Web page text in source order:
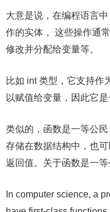
大意是说，在编程语言
作的实体， 这些操作通
修改并分配给变量等。
比如 int 类型，它支持作
以赋值给变量，因此它是
类似的，函数是一等公
存储在数据结构中，也
返回值。关于函数是一等
In computer science, a